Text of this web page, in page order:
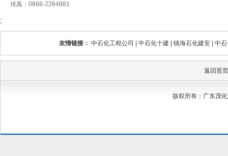
传真：0668-2264881
;
友情链接： 中石化工程公司 中石化十建 镇海石化建安 中
返回首页
版权所有：广东茂